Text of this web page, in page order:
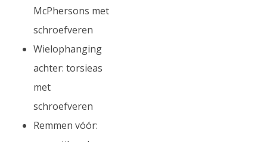
McPhersons met
schroefveren
Wielophanging
achter: torsieas
met
schroefveren
Remmen vóór: